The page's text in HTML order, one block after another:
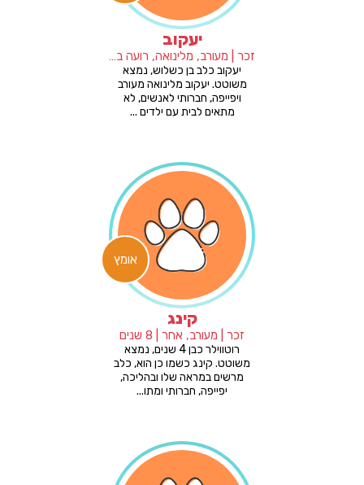
יעקוב
זכר | מעורב, מלינואה, רועה בלגי | 7 שנים
יעקוב כלב בן כשלוש, נמצא
משוטט. יעקוב מלינואה מעורב
ויפייפה, חברותי לאנשים, לא
מתאים לבית עם ילדים ...
אומץ
קינג
זכר | מעורב, אחר | 8 שנים
רוטווילר כבן 4 שנים, נמצא
משוטט. קינג כשמו כן הוא, כלב
מרשים במראה שלו ובהליכה,
יפייפה, חברותי ומתו...